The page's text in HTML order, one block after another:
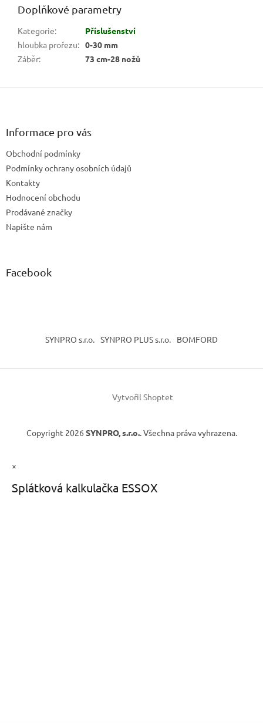
Doplňkové parametry
Kategorie:
Příslušenství
hloubka prořezu: 0-30 mm
Záběr: 73 cm-28 nožů
Z
Informace pro vás
Obchodní podmínky
Podmínky ochrany osobních údajů
Kontakty
Hodnocení obchodu
Prodávané značky
Napište nám
Facebook
SYNPRO s.r.o. SYNPRO PLUS s.r.o. BOMFORD
Vytvořil Shoptet
Copyright 2026 SYNPRO, s.r.o.. Všechna práva vyhrazena.
×
Splátková kalkulačka ESSOX